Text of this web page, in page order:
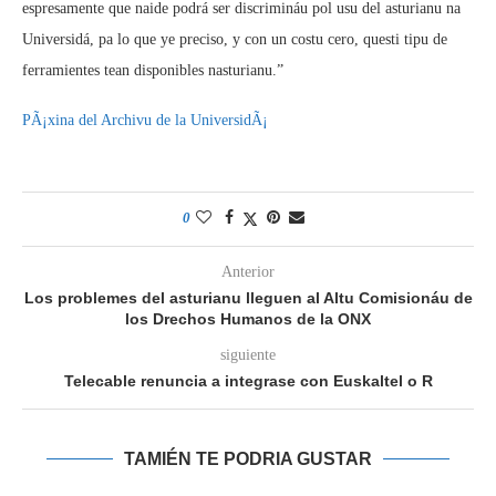
espresamente que naide podrá ser discrimináu pol usu del asturianu na
Universidá, pa lo que ye preciso, y con un costu cero, questi tipu de
ferramientes tean disponibles nasturianu.”
PÃ¡xina del Archivu de la UniversidÃ¡
0
Anterior
Los problemes del asturianu lleguen al Altu Comisionáu de
los Drechos Humanos de la ONX
siguiente
Telecable renuncia a integrase con Euskaltel o R
TAMIÉN TE PODRIA GUSTAR